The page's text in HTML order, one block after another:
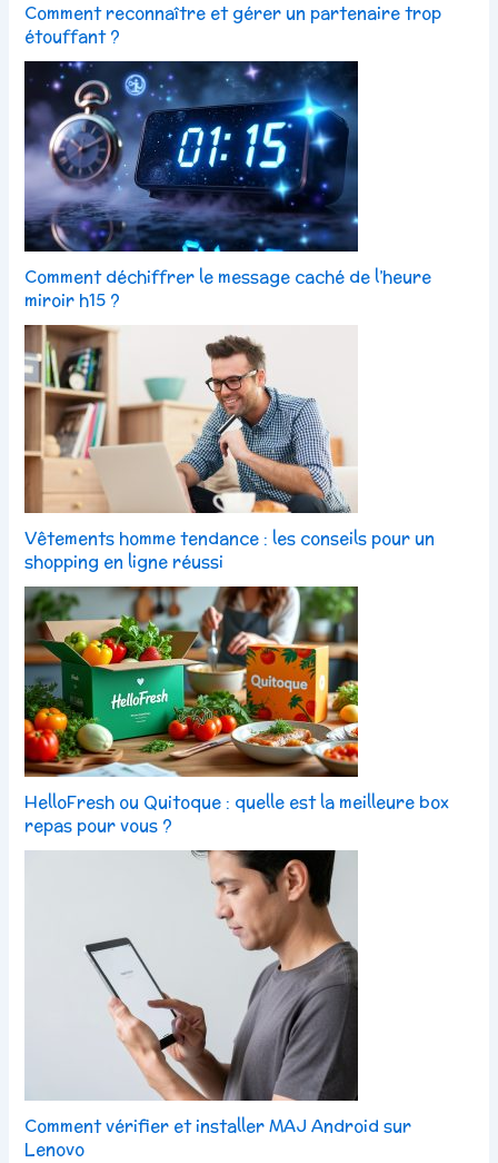
Comment reconnaître et gérer un partenaire trop
étouffant ?
Comment déchiffrer le message caché de l’heure
miroir h15 ?
Vêtements homme tendance : les conseils pour un
shopping en ligne réussi
HelloFresh ou Quitoque : quelle est la meilleure box
repas pour vous ?
Comment vérifier et installer MAJ Android sur
Lenovo